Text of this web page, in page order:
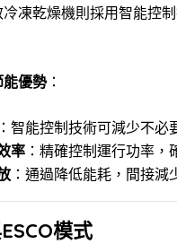
凍乾燥機則採用智能控
優勢：
：智能控制技術可減少不
率 ：精確控制運行功率
：通過降低能耗，間接
模式